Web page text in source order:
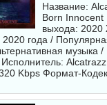
Название:
Born Innocent
выхода:
года /
музыка
Alcatrazz
Kbps Формат-